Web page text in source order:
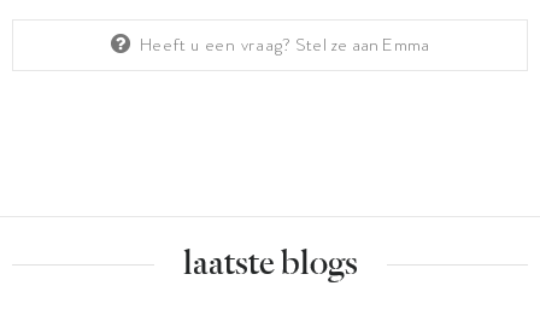
Heeft u een vraag? Stel ze aan Emma
laatste blogs